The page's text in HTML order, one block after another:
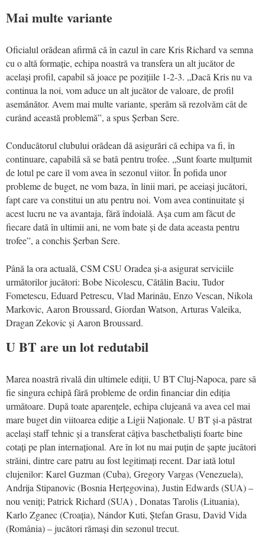
Mai multe variante
Oficialul orădean afirmă că în cazul în care Kris Richard va semna
cu o altă formație, echipa noastră va transfera un alt jucător de
același profil, capabil să joace pe pozițiile 1-2-3. „Dacă Kris nu va
continua la noi, vom aduce un alt jucător de valoare, de profil
asemănător. Avem mai multe variante, sperăm să rezolvăm cât de
curând această problemă”, a spus Șerban Sere.
Conducătorul clubului orădean dă asigurări că echipa va fi, în
continuare, capabilă să se bată pentru trofee. „Sunt foarte mulțumit
de lotul pe care îl vom avea în sezonul viitor. În pofida unor
probleme de buget, ne vom baza, în linii mari, pe aceiași jucători,
fapt care va constitui un atu pentru noi. Vom avea continuitate și
acest lucru ne va avantaja, fără îndoială. Așa cum am făcut de
fiecare dată în ultimii ani, ne vom bate și de data aceasta pentru
trofee”, a conchis Șerban Sere.
Până la ora actuală, CSM CSU Oradea și-a asigurat serviciile
următorilor jucători: Bobe Nicolescu, Cătălin Baciu, Tudor
Fometescu, Eduard Petrescu, Vlad Marinău, Enzo Vescan, Nikola
Markovic, Aaron Broussard, Giordan Watson, Arturas Valeika,
Dragan Zekovic și Aaron Broussard.
U BT are un lot redutabil
Marea noastră rivală din ultimele ediții, U BT Cluj-Napoca, pare să
fie singura echipă fără probleme de ordin financiar din ediția
următoare. După toate aparențele, echipa clujeană va avea cel mai
mare buget din viitoarea ediție a Ligii Naționale. U BT și-a păstrat
același staff tehnic și a transferat câțiva baschetbaliști foarte bine
cotați pe plan internațional. Are în lot nu mai puțin de șapte jucători
străini, dintre care patru au fost legitimați recent. Dar iată lotul
clujenilor: Karel Guzman (Cuba), Gregory Vargas (Venezuela),
Andrija Stipanovic (Bosnia Herțegovina), Justin Edwards (SUA) –
nou veniți; Patrick Richard (SUA) , Donatas Tarolis (Lituania),
Karlo Zganec (Croația), Nándor Kuti, Ștefan Grasu, David Vida
(România) – jucători rămași din sezonul trecut.